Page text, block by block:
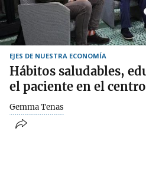
EJES DE NUESTRA ECONOMÍA
Hábitos saludables,
el paciente en el centro
Gemma Tenas